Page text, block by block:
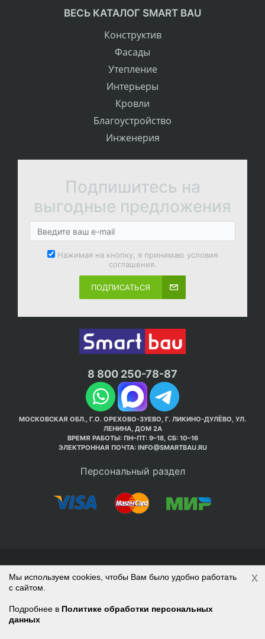
ВЕСЬ КАТАЛОГ SMART BAU
Конструктив
Фасады
Утепление
Интерьеры
Кровли
Благоустройство
Инженерия
Подпишитесь на
выгодные предложения
Нажимая на кнопку, я принимаю условия
соглашения.
ПОДПИСАТЬСЯ
8 800 250-78-87
МОСКОВСКАЯ ОБЛ., Г.О. ОРЕХОВО-ЗУЕВО, Г. ЛИКИНО-ДУЛЁВО, УЛ.
ЛЕНИНА, ДОМ 2А
ВРЕМЯ РАБОТЫ: ПН–ПТ: 9–18, СБ: 10–16
ЭЛЕКТРОННАЯ ПОЧТА: INFO@SMARTBAU.RU
Персональный раздел
© Интернет-магазин Smart Bau ’2003-2026. Стройте
правильно с 1-го раза.
Политика обработки персональных данных
Наверх
Войти
Регистрация
Корзина
Мы используем cookies, чтобы Вам было удобно работать
с сайтом.
Подробнее в Политике обработки персональных
данных
x